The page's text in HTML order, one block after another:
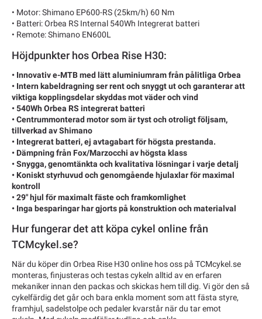
• Motor: Shimano EP600-RS (25km/h) 60 Nm
• Batteri: Orbea RS Internal 540Wh Integrerat batteri
• Remote: Shimano EN600L
Höjdpunkter hos Orbea Rise H30:
• Innovativ e-MTB med lätt aluminiumram från pålitliga Orbea
• Intern kabeldragning ser rent och snyggt ut och garanterar att
viktiga kopplingsdelar skyddas mot väder och vind
• 540Wh Orbea RS integrerat batteri
• Centrummonterad motor som är tyst och otroligt följsam,
tillverkad av Shimano
• Integrerat batteri, ej avtagabart för högsta prestanda.
• Dämpning från Fox/Marzocchi av högsta klass
• Snygga, genomtänkta och kvalitativa lösningar i varje detalj
• Koniskt styrhuvud och genomgående hjulaxlar för maximal
kontroll
• 29" hjul för maximalt fäste och framkomlighet
• Inga besparingar har gjorts på konstruktion och materialval
Hur fungerar det att köpa cykel online från
TCMcykel.se?
När du köper din Orbea Rise H30 online hos oss på TCMcykel.se
monteras, finjusteras och testas cykeln alltid av en erfaren
mekaniker innan den packas och skickas hem till dig. Vi gör den så
cykelfärdig det går och bara enkla moment som att fästa styre,
framhjul, sadelstolpe och pedaler kvarstår när du tar emot